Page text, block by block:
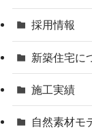
採用情報
新築住宅に
施工実績
自然素材モ